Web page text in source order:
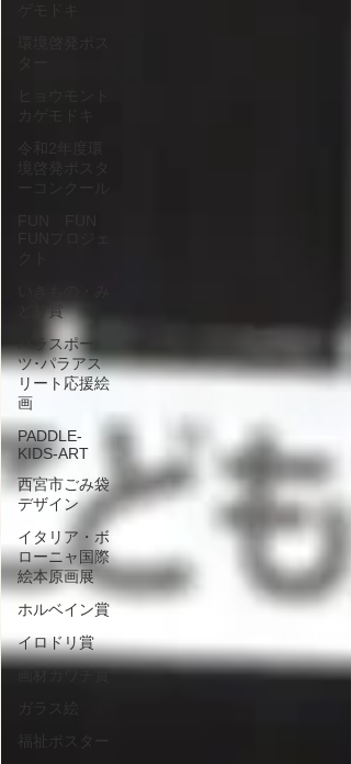
どり賞
パラスポー
ツ･パラアス
リート応援絵
画
PADDLE-
KIDS-ART
西宮市ごみ袋
デザイン
イタリア・ボ
ローニャ国際
絵本原画展
ホルベイン賞
イロドリ賞
福祉ポスター